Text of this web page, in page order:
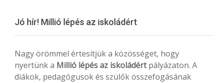
Jó hír! Millió lépés az iskoládért
Nagy örömmel értesítjük a közösséget, hogy
nyertünk a Millió lépés az iskoládértpályázaton. A
diákok, pedagógusok és szülők összefogásának